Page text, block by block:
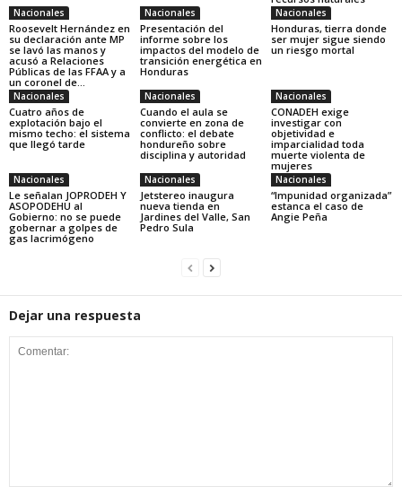
Nacionales
Roosevelt Hernández en
su declaración ante MP
se lavó las manos y
acusó a Relaciones
Públicas de las FFAA y a
un coronel de...
Nacionales
Presentación del
informe sobre los
impactos del modelo de
transición energética en
Honduras
Nacionales
Honduras, tierra donde
ser mujer sigue siendo
un riesgo mortal
Nacionales
Cuatro años de
explotación bajo el
mismo techo: el sistema
que llegó tarde
Nacionales
Cuando el aula se
convierte en zona de
conflicto: el debate
hondureño sobre
disciplina y autoridad
Nacionales
CONADEH exige
investigar con
objetividad e
imparcialidad toda
muerte violenta de
mujeres
Nacionales
Le señalan JOPRODEH Y
ASOPODEHU al
Gobierno: no se puede
gobernar a golpes de
gas lacrimógeno
Nacionales
Jetstereo inaugura
nueva tienda en
Jardines del Valle, San
Pedro Sula
Nacionales
“Impunidad organizada”
estanca el caso de
Angie Peña
Dejar una respuesta